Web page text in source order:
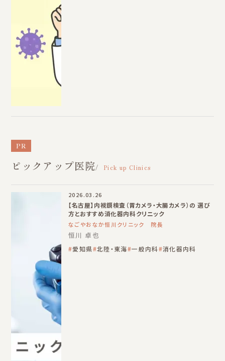
PR
ピックアップ医院 Pick up Clinics
2026.03.26
【名古屋】内視鏡検査（胃カメラ・大腸カメラ）の 選び
方とおすすめ消化器内科クリニック
なごやおなか恒川クリニック 院長
恒川 卓也
愛知県 北陸・東海 一般内科 消化器内科